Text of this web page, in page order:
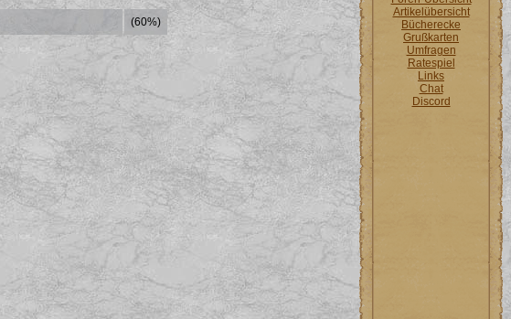
(60%)
Artikelübersicht
Bücherecke
Grußkarten
Umfragen
Ratespiel
Links
Chat
Discord